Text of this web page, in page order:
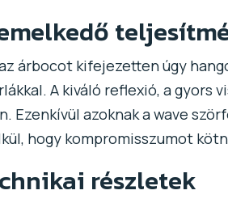
árbocot kifejezetten úgy
A kiváló reflexió, a gyors
Ezenkívül azoknak a wave
hogy kompromisszumot
részletek